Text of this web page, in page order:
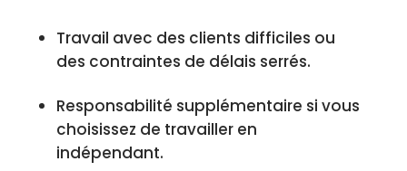
Travail avec des clients difficiles ou
des contraintes de délais serrés.
Responsabilité supplémentaire si vous
choisissez de travailler en
indépendant.